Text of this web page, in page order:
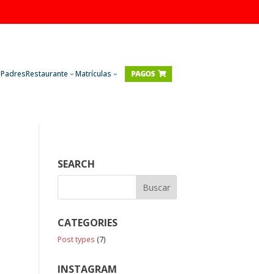
PadresRestaurante 3 Matrículas 3 PAGOS 
SEARCH
CATEGORIES
Post types (7)
INSTAGRAM